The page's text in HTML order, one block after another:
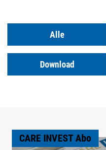
Alle
Download
CARE INVEST Abo